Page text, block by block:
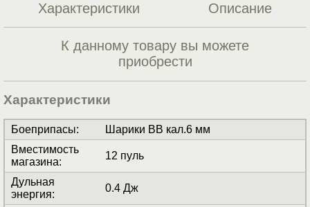
Характеристики Описание
К данному товару вы можете
приобрести
Характеристики
Боеприпасы:
Шарики BB кал.6 мм
Вместимость
магазина:
12 пуль
Дульная
энергия:
0.4 Дж